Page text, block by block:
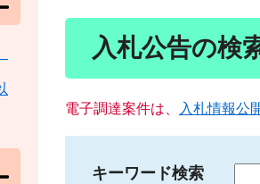
入札公告の検
電子調達案件は、 入札情報公
キーワード検索